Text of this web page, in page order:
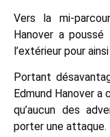
Vers la mi-
Hanover a poussé
l’extérieur pour
Portant
Edmund Hanover
qu’aucun des
porter une attaque.